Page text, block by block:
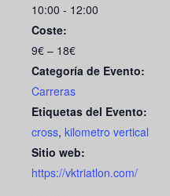
10:00 - 12:00
Coste:
9€ – 18€
Categoría de Evento:
Carreras
Etiquetas del Evento:
cross, kilometro vertical
Sitio web:
https://vktriatlon.com/